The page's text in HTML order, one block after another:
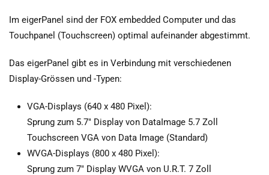
Im eigerPanel sind der FOX embedded Computer und das
Touchpanel (Touchscreen) optimal aufeinander abgestimmt.
Das eigerPanel gibt es in Verbindung mit verschiedenen
Display-Grössen und -Typen:
VGA-Displays (640 x 480 Pixel):
Sprung zum 5.7" Display von DataImage 5.7 Zoll
Touchscreen VGA von Data Image (Standard)
WVGA-Displays (800 x 480 Pixel):
Sprung zum 7" Display WVGA von U.R.T. 7 Zoll